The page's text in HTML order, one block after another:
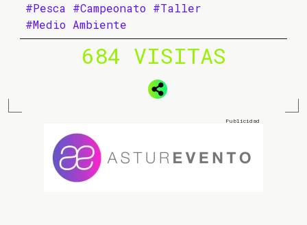
#Pesca #Campeonato #Taller
#Medio Ambiente
684 VISITAS